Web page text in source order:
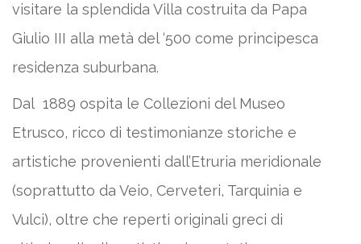
visitare la splendida Villa costruita da Papa
Giulio III alla metà del ‘500 come principesca
residenza suburbana.
Dal 1889 ospita le Collezioni del Museo
Etrusco, ricco di testimonianze storiche e
artistiche provenienti dall’Etruria meridionale
(soprattutto da Veio, Cerveteri, Tarquinia e
Vulci), oltre che reperti originali greci di